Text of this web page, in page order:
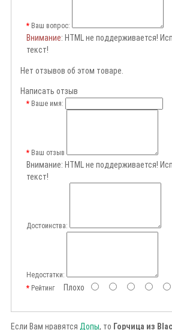
Ваш вопрос:
Внимание: HTML не поддерживается!
текст!
Нет отзывов об этом товаре.
Написать отзыв
Ваше имя:
Ваш отзыв
Внимание: HTML не поддерживается!
текст!
Достоинства:
Недостатки:
РейтингПлохо
Если Вам нравятся Допы, то Горчица из